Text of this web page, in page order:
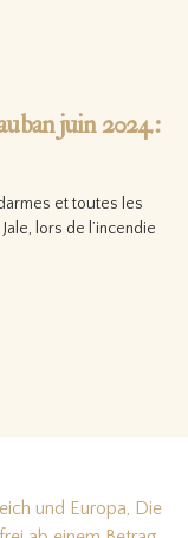
juin 2024 :
et toutes les
lors de l’incendie
und Europa, Die